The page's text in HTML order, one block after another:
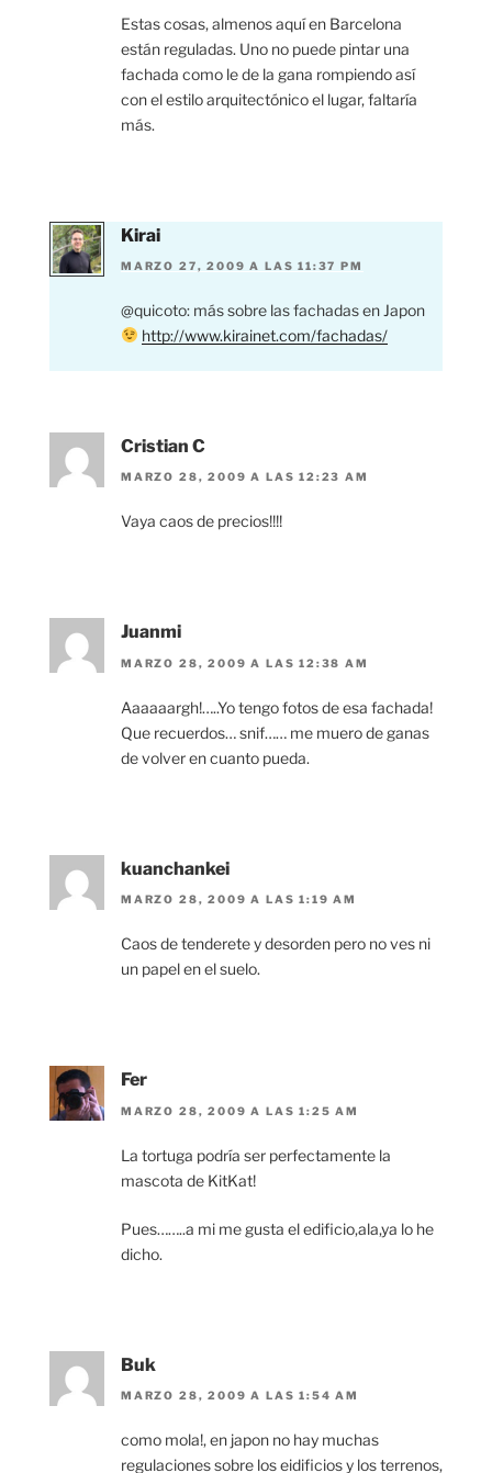
Estas cosas, almenos aquí en Barcelona
están reguladas. Uno no puede pintar una
fachada como le de la gana rompiendo así
con el estilo arquitectónico el lugar, faltaría
más.
Kirai
MARZO 27, 2009 A LAS 11:37 PM
@quicoto: más sobre las fachadas en Japon
http://www.kirainet.com/fachadas/
Cristian C
MARZO 28, 2009 A LAS 12:23 AM
Vaya caos de precios!!!!
Juanmi
MARZO 28, 2009 A LAS 12:38 AM
Aaaaaargh!…..Yo tengo fotos de esa fachada!
Que recuerdos… snif…… me muero de ganas
de volver en cuanto pueda.
kuanchankei
MARZO 28, 2009 A LAS 1:19 AM
Caos de tenderete y desorden pero no ves ni
un papel en el suelo.
Fer
MARZO 28, 2009 A LAS 1:25 AM
La tortuga podría ser perfectamente la
mascota de KitKat!
Pues……..a mi me gusta el edificio,ala,ya lo he
dicho.
Buk
MARZO 28, 2009 A LAS 1:54 AM
como mola!, en japon no hay muchas
regulaciones sobre los eidificios y los terrenos,